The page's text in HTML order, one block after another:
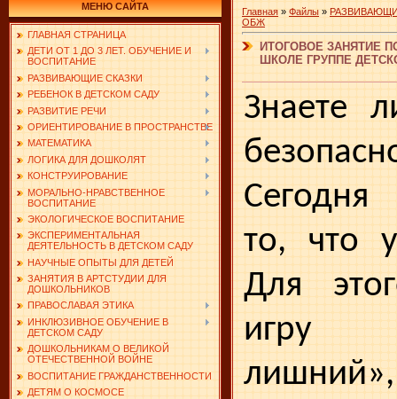
МЕНЮ САЙТА
ГЛАВНАЯ СТРАНИЦА
ДЕТИ ОТ 1 ДО 3 ЛЕТ. ОБУЧЕНИЕ И
ВОСПИТАНИЕ
РАЗВИВАЮЩИЕ СКАЗКИ
РЕБЕНОК В ДЕТСКОМ САДУ
РАЗВИТИЕ РЕЧИ
ОРИЕНТИРОВАНИЕ В ПРОСТРАНСТВЕ
МАТЕМАТИКА
ЛОГИКА ДЛЯ ДОШКОЛЯТ
КОНСТРУИРОВАНИЕ
МОРАЛЬНО-НРАВСТВЕННОЕ
ВОСПИТАНИЕ
ЭКОЛОГИЧЕСКОЕ ВОСПИТАНИЕ
ЭКСПЕРИМЕНТАЛЬНАЯ
ДЕЯТЕЛЬНОСТЬ В ДЕТСКОМ САДУ
НАУЧНЫЕ ОПЫТЫ ДЛЯ ДЕТЕЙ
ЗАНЯТИЯ В АРТСТУДИИ ДЛЯ
ДОШКОЛЬНИКОВ
ПРАВОСЛАВАЯ ЭТИКА
ИНКЛЮЗИВНОЕ ОБУЧЕНИЕ В
ДЕТСКОМ САДУ
ДОШКОЛЬНИКАМ О ВЕЛИКОЙ
ОТЕЧЕСТВЕННОЙ ВОЙНЕ
ВОСПИТАНИЕ ГРАЖДАНСТВЕННОСТИ
ДЕТЯМ О КОСМОСЕ
Главная » Файлы »
ОБЖ
ИТОГОВОЕ ЗАНЯТИЕ
ШКОЛЕ ГРУППЕ
Знаете
то, что
Для
игру